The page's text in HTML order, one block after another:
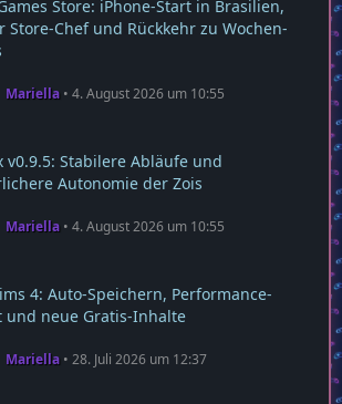
Store: iPhone-Start in Brasilien,
Store-Chef und Rückkehr zu Wochen-
Mariella 4. August 2026 um 10:55
v0.9.5: Stabilere Abläufe und
Autonomie der Zois
Mariella 4. August 2026 um 10:55
4: Auto-Speichern, Performance-
und neue Gratis-Inhalte
Mariella 28. Juli 2026 um 12:37